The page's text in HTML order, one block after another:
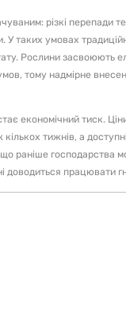
різкі перепади
У таких умовах
Рослини засвоюють
тому надмірне
економічний тиск.
тижнів, а
раніше господарства
доводиться працювати